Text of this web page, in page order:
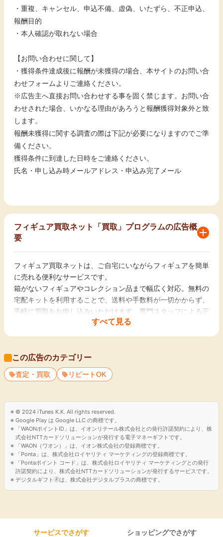
・重複、キャンセル、申込不備、虚偽、いたずら、不正申込、
報酬目的
・本人確認が取れない場合
【お問い合わせに関して】
・獲得条件達成後に報酬が未獲得の場合、本サイトのお問い合
わせフォームよりご連絡ください。
※広告主へ直接お問い合わせする事を固く禁じます。お問い合
わせされた場合、いかなる理由があろうと報酬獲得対象外と致
します。
報酬未獲得に関する調査の際は下記が必要になりますのでご準
備ください。
獲得条件に到達した日時をご連絡ください。
氏名・申し込み時メールアドレス・申込み完了メール
すべて見る
フィギュア買取ネット「買取」プログラムの広告概
要
フィギュア買取ネットは、ご自宅にいながらフィギュアを簡単
に売れる便利なサービスです。
箱がないフィギュアやコレクション品まで幅広く対応。無料の
宅配キットを利用することで、送料や手数料が一切かからず、
手軽に買取をお申し込みいただけます。専門スタッフによる正
確な査定で、あなたの大切なフィギュアをしっかり評価。アニ
メやゲームキャラクター、限定品も高価買取を実現！業界トッ
い方にも最適です。
この広告のカテゴリー
査定・買取 リピートOK
© 2024 iTunes K.K. All rights reserved.
Google Play は Google LLC の商標です。
「WAONポイントID」は、イオンリテール株式会社との発行許諾契約により、株
式会社NTTカードソリューションが発行する電子マネーギフトです。
「WAON（ワオン）」は、イオン株式会社の登録商標です。
「Ponta」は、株式会社ロイヤリティ マーケティングの登録商標です。
「Pontaポイント コード」は、株式会社ロイヤリティ マーケティングとの発行
許諾契約により、株式会社NTTカードソリューションが発行するサービスです。
デジタルギフト🄬は、株式会社デジタルプラスの商標です。
サービスでさがす ショッピングでさがす